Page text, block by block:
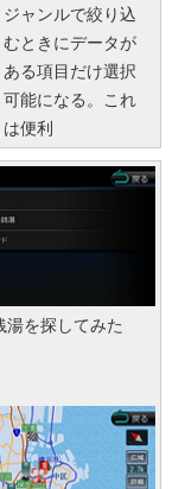
ジャンルで絞り込
むときにデータが
ある項目だけ選択
可能になる。これ
は便利
湯を探してみた